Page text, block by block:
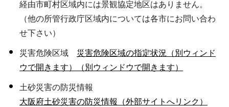
経由市町村区域内には景観協定地区はありません。
（他の所管行政庁区域内については各市にお問い合わ
せ下さい）
災害危険区域 災害危険区域の指定状況（別ウィンド
ウで開きます）（別ウィンドウで開きます）
土砂災害の防災情報
大阪府土砂災害の防災情報（外部サイトへリンク）